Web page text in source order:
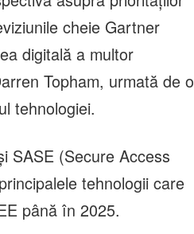
cheie Gartner
digitală a multor
Topham, urmată de o
tehnologiei.
SASE (Secure Access
tehnologii care
până în 2025.